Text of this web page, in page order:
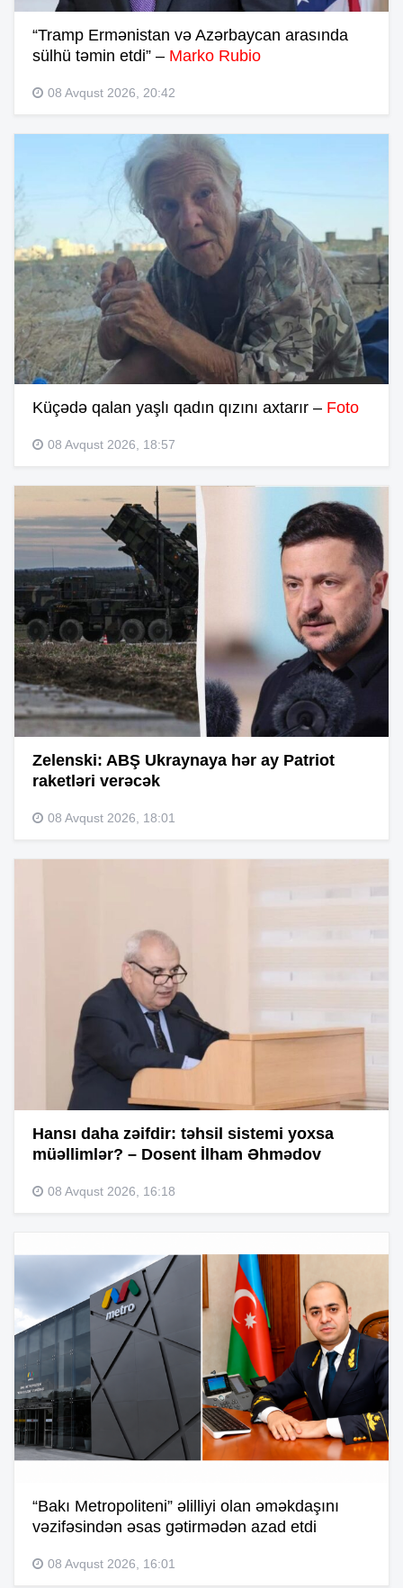
“Tramp Ermənistan və Azərbaycan arasında
sülhü təmin etdi” – Marko Rubio
08 Avqust 2026, 20:42
Küçədə qalan yaşlı qadın qızını axtarır – Foto
08 Avqust 2026, 18:57
Zelenski: ABŞ Ukraynaya hər ay Patriot
raketləri verəcək
08 Avqust 2026, 18:01
Hansı daha zəifdir: təhsil sistemi yoxsa
müəllimlər? – Dosent İlham Əhmədov
08 Avqust 2026, 16:18
“Bakı Metropoliteni” əlilliyi olan əməkdaşını
vəzifəsindən əsas gətirmədən azad etdi
08 Avqust 2026, 16:01